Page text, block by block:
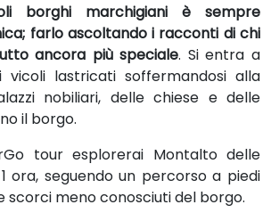
borghi marchigiani è sempre
farlo ascoltando i racconti di chi
ancora più speciale. Si entra a
vicoli lastricati soffermandosi alla
nobiliari, delle chiese e delle
il borgo.
tour esplorerai Montalto delle
ora, seguendo un percorso a piedi
scorci meno conosciuti del borgo.